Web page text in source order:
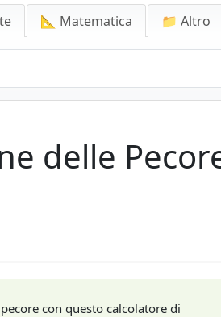
📐 Matematica 📁 Altro
delle
con questo calcolatore di